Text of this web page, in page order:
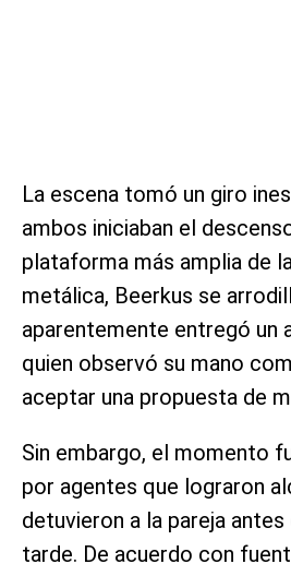
La escena tomó un giro
ambos iniciaban el
plataforma más amplia de
metálica, Beerkus se
aparentemente entregó un
quien observó su mano
aceptar una propuesta de
Sin embargo, el momento
por agentes que lograron
detuvieron a la pareja antes
tarde. De acuerdo con